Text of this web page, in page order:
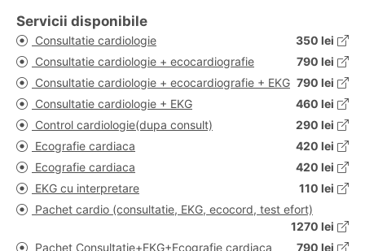
Servicii disponibile
Consultatie cardiologie
350 lei
Consultatie cardiologie + ecocardiografie
790 lei
Consultatie cardiologie + ecocardiografie + EKG 790 lei
Consultatie cardiologie + EKG
460 lei
Control cardiologie(dupa consult)
290 lei
Ecografie cardiaca
420 lei
Ecografie cardiaca
420 lei
EKG cu interpretare
110 lei
Pachet cardio (consultatie, EKG, ecocord, test efort)
1270 lei
Pachet Consultatie+EKG+Ecografie cardiaca
790 lei